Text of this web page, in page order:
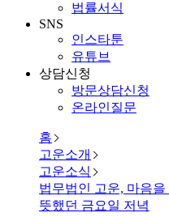
법률서식
SNS
인스타툰
유튜브
상담신청
방문상담신청
온라인질문
홈
고운소개
고운소식
법무법인 고운, 마음
뜻했던 금요일 저녁